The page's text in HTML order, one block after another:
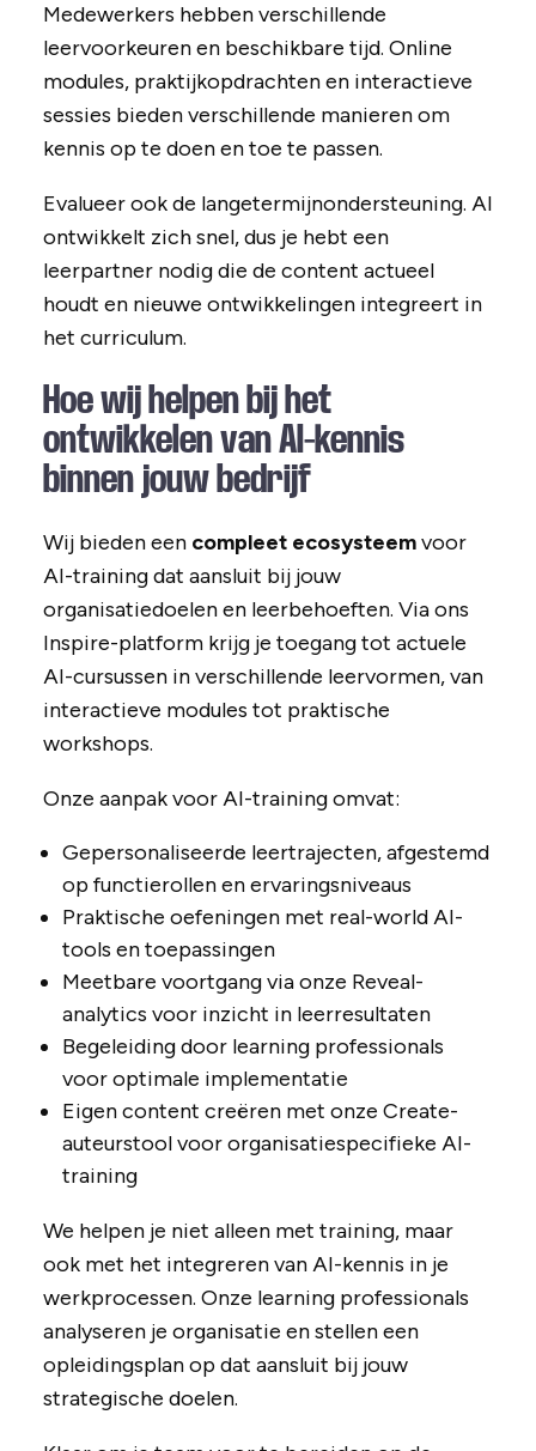
Medewerkers hebben verschillende
leervoorkeuren en beschikbare tijd. Online
modules, praktijkopdrachten en interactieve
sessies bieden verschillende manieren om
kennis op te doen en toe te passen.
Evalueer ook de langetermijnondersteuning. AI
ontwikkelt zich snel, dus je hebt een
leerpartner nodig die de content actueel
houdt en nieuwe ontwikkelingen integreert in
het curriculum.
Hoe wij helpen bij het
ontwikkelen van AI-kennis
binnen jouw bedrijf
Wij bieden een compleet ecosysteemvoor
AI-training dat aansluit bij jouw
organisatiedoelen en leerbehoeften. Via ons
Inspire-platform krijg je toegang tot actuele
AI-cursussen in verschillende leervormen, van
interactieve modules tot praktische
workshops.
Onze aanpak voor AI-training omvat:
Gepersonaliseerde leertrajecten, afgestemd
op functierollen en ervaringsniveaus
Praktische oefeningen met real-world AI-
tools en toepassingen
Meetbare voortgang via onze Reveal-
analytics voor inzicht in leerresultaten
Begeleiding door learning professionals
voor optimale implementatie
Eigen content creëren met onze Create-
auteurstool voor organisatiespecifieke AI-
training
We helpen je niet alleen met training, maar
ook met het integreren van AI-kennis in je
werkprocessen. Onze learning professionals
analyseren je organisatie en stellen een
opleidingsplan op dat aansluit bij jouw
strategische doelen.